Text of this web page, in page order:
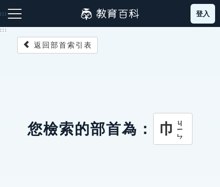
到
主
::: 登入
:::
返回部首索引表
您檢索的部首為： 巾 ㄐㄧㄣ